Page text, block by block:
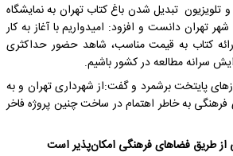
تلویزیون تبدیل شدن باغ کتاب تهران به نمایشگاه
تهران دانست و افزود: امیدواریم با آغاز به کار
کتاب به قیمت مناسب، شاهد حضور حداکثری
سرانه مطالعه در کشور باشیم.
پایتخت برشمرد و گفت:از شهرداری تهران و به
به خاطر اهتمام در ساخت چنین پروژه فاخر
طریق فضاهای فرهنگی امکان‌پذیر است